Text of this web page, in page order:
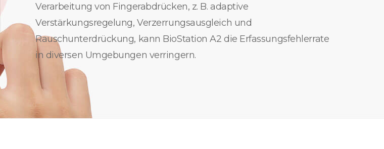
Verarbeitung von Fingerabdrücken, z. B. adaptive
Verstärkungsregelung, Verzerrungsausgleich und
Rauschunterdrückung, kann BioStation A2 die Erfassungsfehlerrate
in diversen Umgebungen verringern.